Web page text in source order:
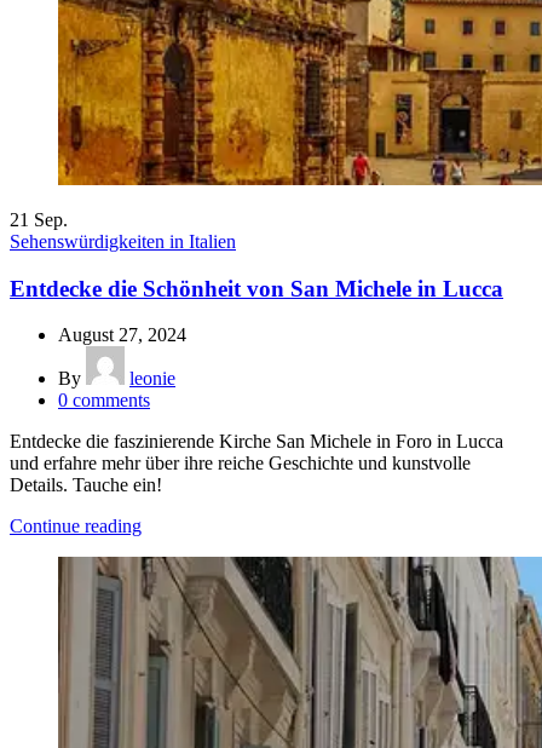
21 Sep.
Sehenswürdigkeiten in Italien
Entdecke die Schönheit von San Michele in Lucca
August 27, 2024
By
leonie
0 comments
Entdecke die faszinierende Kirche San Michele in Foro in Lucca
und erfahre mehr über ihre reiche Geschichte und kunstvolle
Details. Tauche ein!
Continue reading